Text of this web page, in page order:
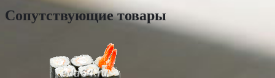
Сопутствующие товары